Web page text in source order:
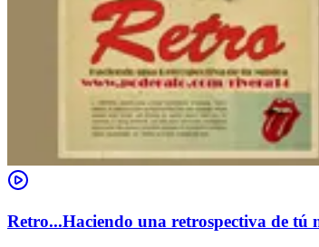
Retro...Haciendo una retrospectiva de tú